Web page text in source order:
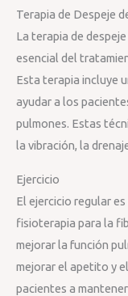
Terapia de Despeje
La terapia de
esencial del
Esta terapia incluye
ayudar a los
pulmones. Estas
la vibración, la
Ejercicio
El ejercicio regular
fisioterapia para la
mejorar la función
mejorar el apetito y
pacientes a